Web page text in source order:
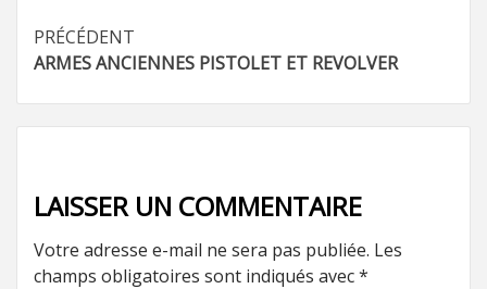
Navigation
d’article
PRÉCÉDENT
ARMES ANCIENNES PISTOLET ET REVOLVER
LAISSER UN COMMENTAIRE
Votre adresse e-mail ne sera pas publiée. Les
champs obligatoires sont indiqués avec*